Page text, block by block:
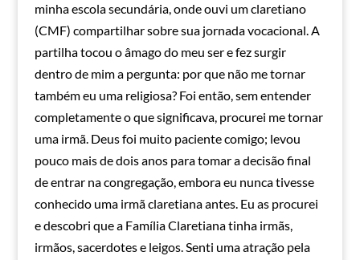
minha escola secundária, onde ouvi um claretiano
(CMF) compartilhar sobre sua jornada vocacional. A
partilha tocou o âmago do meu ser e fez surgir
dentro de mim a pergunta: por que não me tornar
também eu uma religiosa? Foi então, sem entender
completamente o que significava, procurei me tornar
uma irmã. Deus foi muito paciente comigo; levou
pouco mais de dois anos para tomar a decisão final
de entrar na congregação, embora eu nunca tivesse
conhecido uma irmã claretiana antes. Eu as procurei
e descobri que a Família Claretiana tinha irmãs,
irmãos, sacerdotes e leigos. Senti uma atração pela